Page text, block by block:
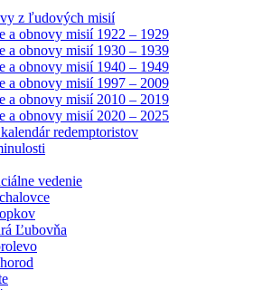
z ľudových misií
a obnovy misií 1922 – 1929
a obnovy misií 1930 – 1939
a obnovy misií 1940 – 1949
a obnovy misií 1997 – 2009
a obnovy misií 2010 – 2019
a obnovy misií 2020 – 2025
redemptoristov
vedenie
Ľubovňa